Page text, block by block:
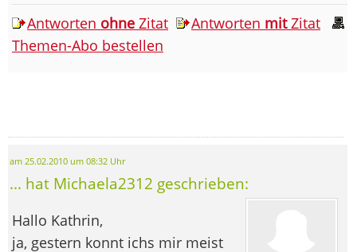
Antworten ohne Zitat Antworten mitZitat
Themen-Abo bestellen
am 25.02.2010 um 08:32 Uhr
... hat Michaela2312 geschrieben:
Hallo Kathrin,
ja, gestern konnt ichs mir meist